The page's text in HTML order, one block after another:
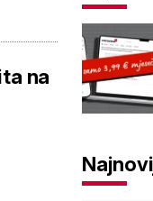
na